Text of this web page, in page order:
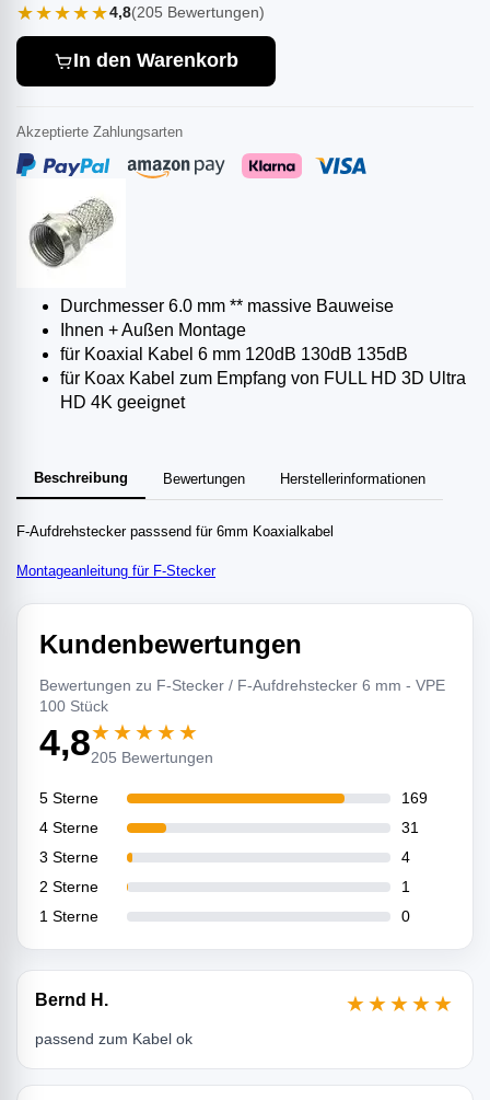
Durchmesser 6.0 mm ** massive Bauweise
Ihnen + Außen Montage
für Koaxial Kabel 6 mm 120dB 130dB 135dB
für Koax Kabel zum Empfang von FULL HD 3D Ultra
HD 4K geeignet
Beschreibung Bewertungen Herstellerinformationen
F-Aufdrehstecker passsend für 6mm Koaxialkabel
Montageanleitung für F-Stecker
Kundenbewertungen
Bewertungen zu F-Stecker / F-Aufdrehstecker 6 mm - VPE
100 Stück
4,8★★★★★
205 Bewertungen
5 Sterne
169
4 Sterne
31
3 Sterne
4
2 Sterne
1
1 Sterne
0
Bernd H. ★★★★★
passend zum Kabel ok
★★★★★4,8(205 Bewertungen)
In den Warenkorb
Akzeptierte Zahlungsarten